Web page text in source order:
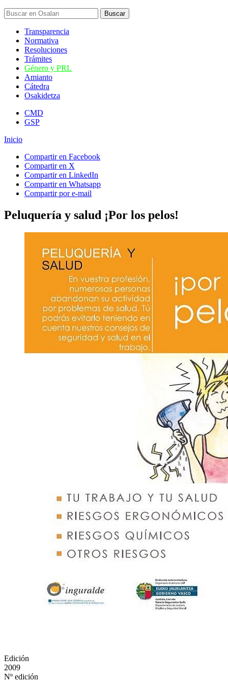
Transparencia
Normativa
Resoluciones
Trámites
Género y PRL
Amianto
Cátedra
Osakidetza
CMD
GSP
Inicio
Compartir en Facebook
Compartir en X
Compartir en LinkedIn
Compartir en Whatsapp
Compartir por e-mail
Peluquerí­a y salud ¡Por los pelos!
Edición
2009
Nº edición